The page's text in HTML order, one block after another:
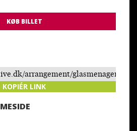
KØB BILLET
arrangement/glasmenageriet-
KOPIÉR LINK